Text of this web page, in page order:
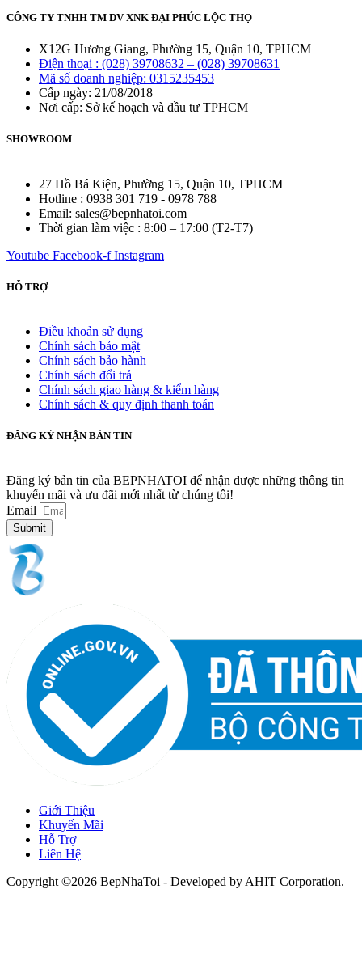
CÔNG TY TNHH TM DV XNK ĐẠI PHÚC LỘC THỌ
X12G Hương Giang, Phường 15, Quận 10, TPHCM
Điện thoại : (028) 39708632 – (028) 39708631
Mã số doanh nghiệp: 0315235453
Cấp ngày: 21/08/2018
Nơi cấp: Sở kế hoạch và đầu tư TPHCM
SHOWROOM
27 Hồ Bá Kiện, Phường 15, Quận 10, TPHCM
Hotline : 0938 301 719 - 0978 788
Email: sales@bepnhatoi.com
Thời gian làm việc : 8:00 – 17:00 (T2-T7)
Youtube Facebook-f Instagram
HỖ TRỢ
Điều khoản sử dụng
Chính sách bảo mật
Chính sách bảo hành
Chính sách đổi trả
Chính sách giao hàng & kiểm hàng
Chính sách & quy định thanh toán
ĐĂNG KÝ NHẬN BẢN TIN
Đăng ký bản tin của BEPNHATOI để nhận được những thông tin
khuyến mãi và ưu đãi mới nhất từ chúng tôi!
Email
Submit
Giới Thiệu
Khuyến Mãi
Hỗ Trợ
Liên Hệ
Copyright ©2026 BepNhaToi - Developed by AHIT Corporation.